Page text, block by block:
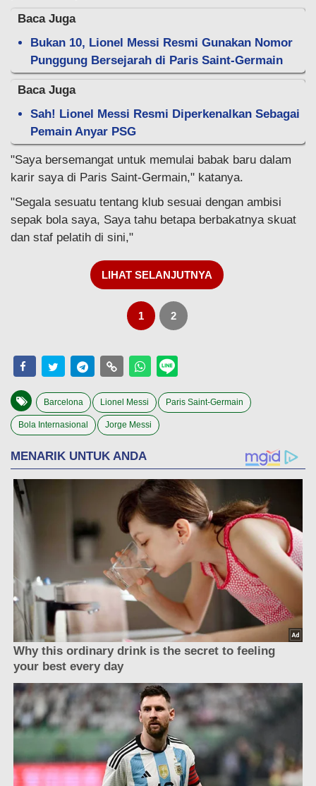
Baca Juga
Bukan 10, Lionel Messi Resmi Gunakan Nomor
Punggung Bersejarah di Paris Saint-Germain
Baca Juga
Sah! Lionel Messi Resmi Diperkenalkan Sebagai
Pemain Anyar PSG
"Saya bersemangat untuk memulai babak baru dalam
karir saya di Paris Saint-Germain," katanya.
"Segala sesuatu tentang klub sesuai dengan ambisi
sepak bola saya, Saya tahu betapa berbakatnya skuat
dan staf pelatih di sini,"
LIHAT SELANJUTNYA
1 2
Barcelona Lionel Messi Paris Saint-Germain
Bola Internasional Jorge Messi